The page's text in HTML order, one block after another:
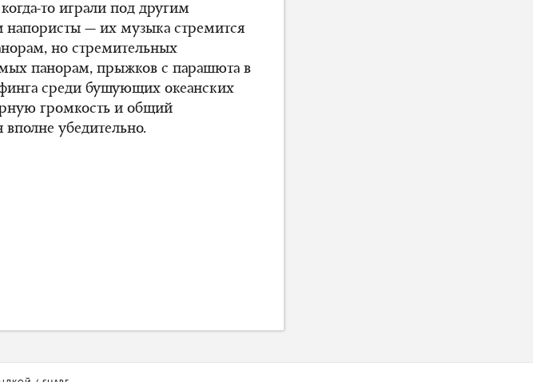
то играли под другим
— их музыка стремится
но стремительных
панорам, прыжков с парашюта в
среди бушующих океанских
громкость и общий
вполне убедительно.